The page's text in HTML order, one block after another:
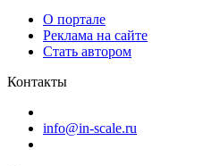
О портале
Реклама на сайте
Стать автором
Контакты
info@in-scale.ru